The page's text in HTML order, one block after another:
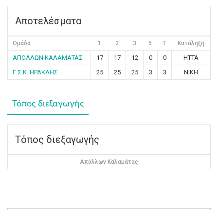
Αποτελέσματα
Ομάδα 1 2 3 5 T Κατάληξη
ΑΠΟΛΛΩΝ ΚΑΛΑΜΑΤΑΣ 17 17 12 0 0
ΗΤΤΑ
Γ.Σ.Κ. ΗΡΑΚΛΗΣ
25 25 25 3 3 ΝΙΚΗ
Τόπος διεξαγωγής
Τόπος διεξαγωγής
Απόλλων Καλαμάτας